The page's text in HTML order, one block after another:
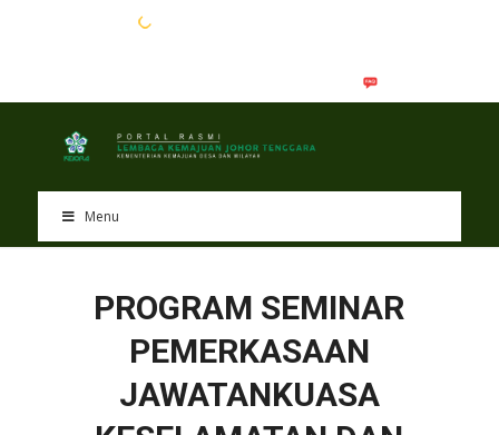
Menu
PROGRAM SEMINAR
PEMERKASAAN
JAWATANKUASA